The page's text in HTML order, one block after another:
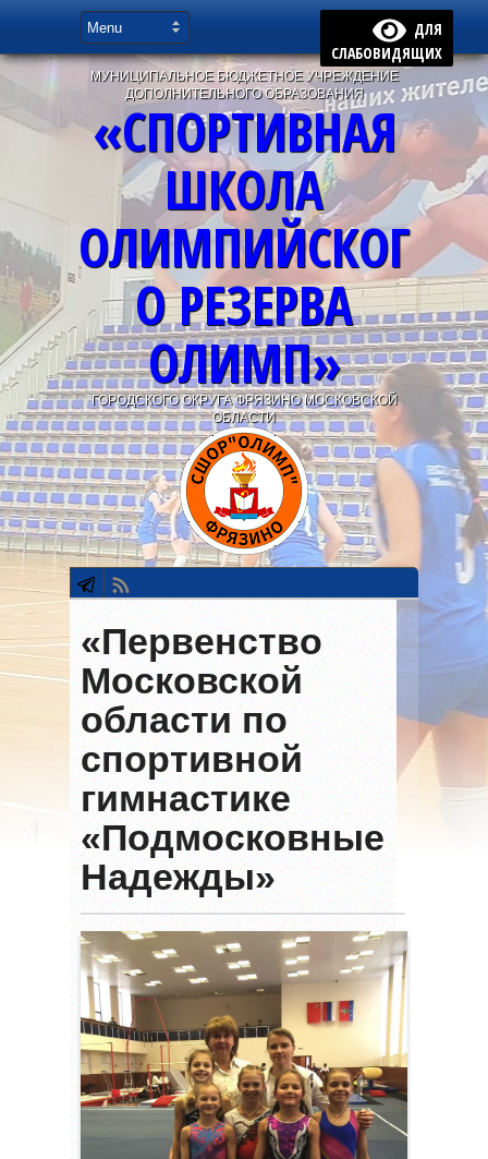
ДЛЯ
СЛАБОВИДЯЩИХ
МУНИЦИПАЛЬНОЕ БЮДЖЕТНОЕ УЧРЕЖДЕНИЕ
ДОПОЛНИТЕЛЬНОГО ОБРАЗОВАНИЯ
«СПОРТИВНАЯ
ШКОЛА
ОЛИМПИЙСКОГ
О РЕЗЕРВА
ОЛИМП»
ГОРОДСКОГО ОКРУГА ФРЯЗИНО МОСКОВСКОЙ
ОБЛАСТИ
«Первенство
Московской
области по
спортивной
гимнастике
«Подмосковные
Надежды»